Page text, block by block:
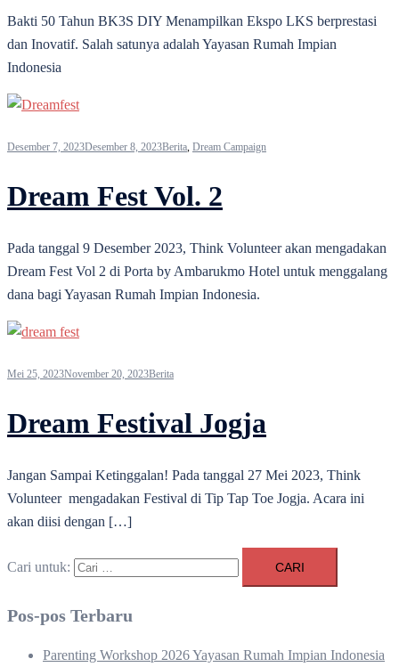
Bakti 50 Tahun BK3S DIY Menampilkan Ekspo LKS berprestasi
dan Inovatif. Salah satunya adalah Yayasan Rumah Impian
Indonesia
Desember 7, 2023Desember 8, 2023Berita Dream Campaign
Dream Fest Vol. 2
Pada tanggal 9 Desember 2023, Think Volunteer akan mengadakan
Dream Fest Vol 2 di Porta by Ambarukmo Hotel untuk menggalang
dana bagi Yayasan Rumah Impian Indonesia.
Mei 25, 2023November 20, 2023Berita
Dream Festival Jogja
Jangan Sampai Ketinggalan! Pada tanggal 27 Mei 2023, Think
Volunteer mengadakan Festival di Tip Tap Toe Jogja. Acara ini
akan diisi dengan […]
Cari untuk:
Pos-pos Terbaru
Parenting Workshop 2026 Yayasan Rumah Impian Indonesia